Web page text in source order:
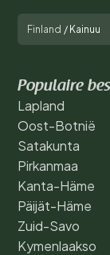
Finland / Kainuu
Populaire
Lapland
Oost-Botnië
Satakunta
Pirkanmaa
Kanta-Häme
Päijät-Häme
Zuid-Savo
Kymenlaakso